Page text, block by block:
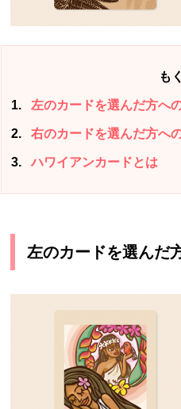
も
1 左のカードを選んだ方へ
2 右のカードを選んだ方へ
3 ハワイアンカードとは
左のカードを選んだ